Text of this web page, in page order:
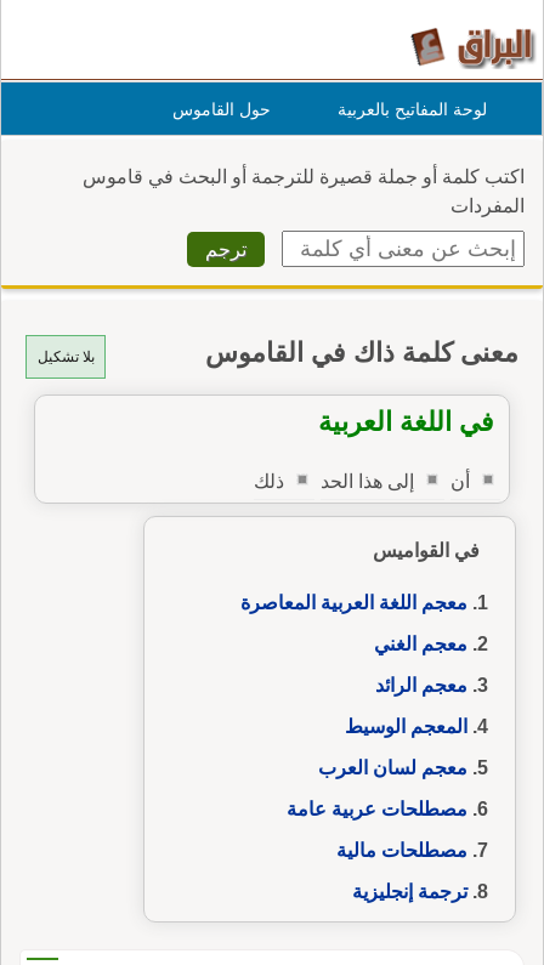
لوحة المفاتيح بالعربية حول القاموس
اكتب كلمة أو جملة قصيرة للترجمة أو البحث في قاموس
المفردات
بلا تشكيل معنى كلمة ذاك في القاموس
في اللغة العربية
أن إلى هذا الحد ذلك
في القواميس
معجم اللغة العربية المعاصرة
معجم الغني
معجم الرائد
المعجم الوسيط
معجم لسان العرب
مصطلحات عربية عامة
مصطلحات مالية
ترجمة إنجليزية